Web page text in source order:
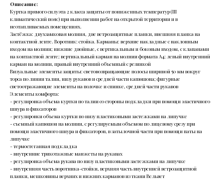
Описание:
Куртка прямого силуэта 2 класса защиты от пониженных температур (III
климатический пояс) при выполнении работ на открытой территории и в
неотапливаемых помещениях.
Застёжка: двухзамковая молния, две ветрозащитные планки, внешняя планка на
контактной ленте. Воротник: стойка. Карманы: верхние накладные с наклонным
входом на молнии; нижние двойные, с вертикальным и боковым входом, с клапанами
на контактной ленте; вертикальный карман на молнии формата А4; левый внутренний
карман на молнии, правый внутренний объемный с резинкой
Визуальные элементы защиты: световозвращающие полосы шириной 50 мм вокруг
торса по линии талии, низу рукавов и средней части капюшона; фигурные
светоотражающие элементы на полочке и спинке, средней части рукавов
Элементы комфорта:
- регулировка объема куртки по талии со стороны подкладки при помощи эластичного
шнура и фиксаторов
- регулировки объема куртки по низу пластиковыми застежками на липучке
- съемный капюшон на молнии, с регулируемым объемом по лицевому срезу при
помощи эластичного шнура и фиксаторов, в затылочной части при помощи паты на
липучке
- термостеганная подкладка
- внутренние трикотажные манжеты на рукавах
- регулировка объема рукава по низу пластиковыми застежками на липучке
- внутренняя часть воротника-стойки, верхняя часть внутренней ветрозащитной
планки, мешковины верхних и нижних карманов из ткани Вельвет